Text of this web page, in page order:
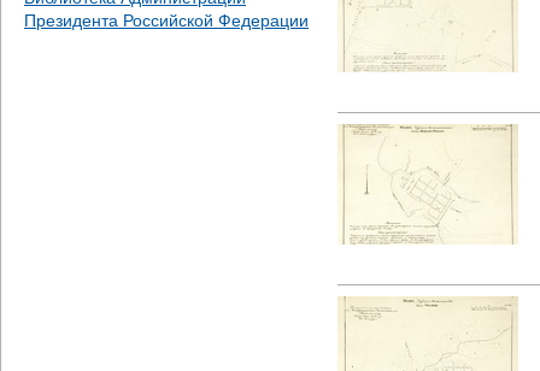
Президента Российской Федерации